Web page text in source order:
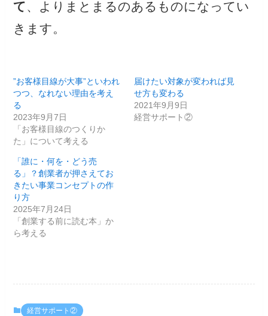
て
、よりまとまるのあるものになってい
きます。
”お客様目線が大事”といわれ
つつ、なれない理由を考え
る
2023年9月7日
「お客様目線のつくりか
た」について考える
届けたい対象が変われば見
せ方も変わる
2021年9月9日
経営サポート②
「誰に・何を・どう売
る」？創業者が押さえてお
きたい事業コンセプトの作
り方
2025年7月24日
「創業する前に読む本」か
ら考える
経営サポート②